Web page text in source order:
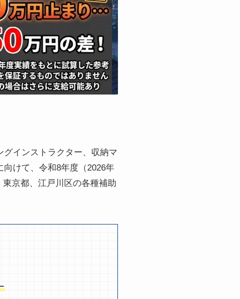
インストラクター、収納マ
けて、令和8年度（2026年
京都、江戸川区の各種補助